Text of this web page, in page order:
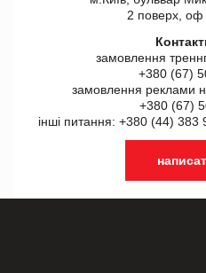
2 поверх,
замовлення
+380 (67)
замовлення реклами
+380 (67)
інші питання: +380 (44)